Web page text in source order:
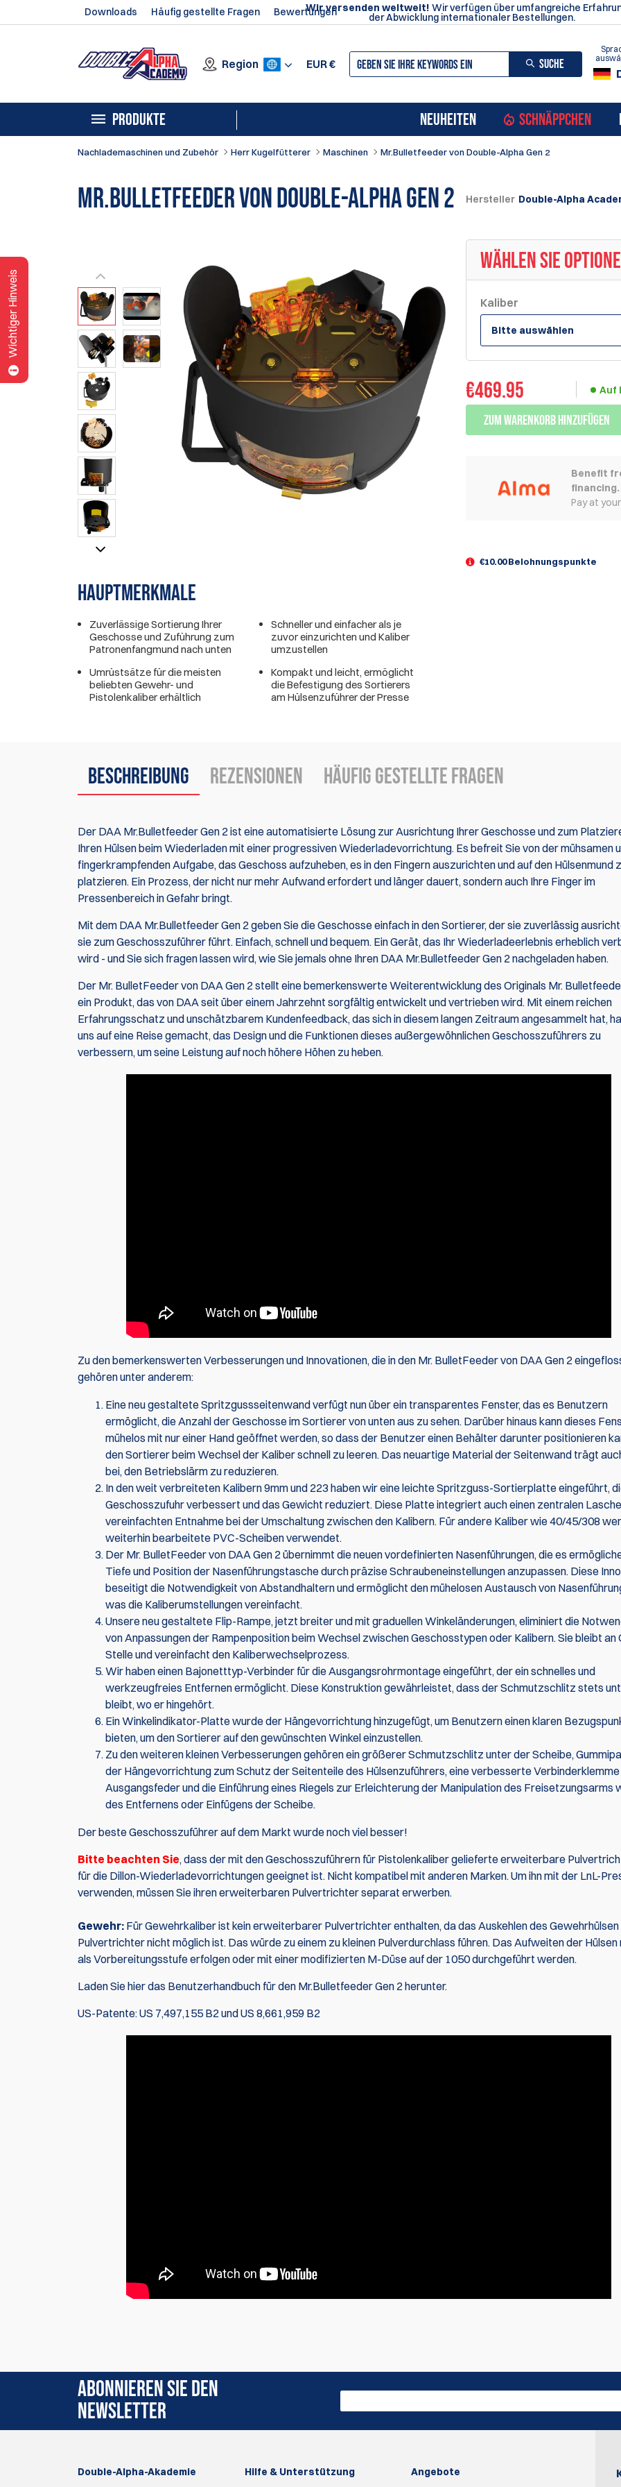
Downloads Häufig gestellte Fragen BewertungenWir versenden weltweit! Wir verfügen über umfangreiche
der Abwicklung internationaler Bestellungen.
Region EUR€ SUCHE
PRODUKTE NEUHEITEN SCHNÄPPCHEN
Nachlademaschinen und Zubehör Herr Kugelfütterer Maschinen Mr.Bulletfeeder von Double-Alpha Gen 2
Mr.Bulletfeeder von Double-Alpha Gen 2 Hersteller Double-Alpha
HAUPTMERKMALE
Zuverlässige Sortierung Ihrer
Geschosse und Zuführung zum
Patronenfangmund nach unten
Schneller und einfacher als je
zuvor einzurichten und Kaliber
umzustellen
Umrüstsätze für die meisten
beliebten Gewehr- und
Pistolenkaliber erhältlich
Kompakt und leicht, ermöglicht
die Befestigung des Sortierers
am Hülsenzuführer der Presse
WÄHLEN SIE
Kaliber
Bitte auswählen
€469.95 Auf
Zum Warenkorb hinzufügen
Benefit
financing.
Pay at
€10.00 Belohnungspunkte
Wichtiger Hinweis
Beschreibung Rezensionen Häufig gestellte Fragen
Der DAA Mr.Bulletfeeder Gen 2 ist eine automatisierte Lösung zur Ausrichtung Ihrer Geschosse und zum
Ihren Hülsen beim Wiederladen mit einer progressiven Wiederladevorrichtung. Es befreit Sie von der mühsamen
fingerkrampfenden Aufgabe, das Geschoss aufzuheben, es in den Fingern auszurichten und auf den Hülsenmund
platzieren. Ein Prozess, der nicht nur mehr Aufwand erfordert und länger dauert, sondern auch Ihre Finger im
Pressenbereich in Gefahr bringt.
Mit dem DAA Mr.Bulletfeeder Gen 2 geben Sie die Geschosse einfach in den Sortierer, der sie zuverlässig
sie zum Geschosszuführer führt. Einfach, schnell und bequem. Ein Gerät, das Ihr Wiederladeerlebnis erheblich
wird - und Sie sich fragen lassen wird, wie Sie jemals ohne Ihren DAA Mr.Bulletfeeder Gen 2 nachgeladen haben.
Der Mr. BulletFeeder von DAA Gen 2 stellt eine bemerkenswerte Weiterentwicklung des Originals Mr.
ein Produkt, das von DAA seit über einem Jahrzehnt sorgfältig entwickelt und vertrieben wird. Mit einem reichen
Erfahrungsschatz und unschätzbarem Kundenfeedback, das sich in diesem langen Zeitraum angesammelt hat,
uns auf eine Reise gemacht, das Design und die Funktionen dieses außergewöhnlichen Geschosszuführers zu
verbessern, um seine Leistung auf noch höhere Höhen zu heben.
Zu den bemerkenswerten Verbesserungen und Innovationen, die in den Mr. BulletFeeder von DAA Gen 2
gehören unter anderem:
Eine neu gestaltete Spritzgussseitenwand verfügt nun über ein transparentes Fenster, das es Benutzern
ermöglicht, die Anzahl der Geschosse im Sortierer von unten aus zu sehen. Darüber hinaus kann dieses
mühelos mit nur einer Hand geöffnet werden, so dass der Benutzer einen Behälter darunter positionieren
den Sortierer beim Wechsel der Kaliber schnell zu leeren. Das neuartige Material der Seitenwand trägt
bei, den Betriebslärm zu reduzieren.
In den weit verbreiteten Kalibern 9mm und 223 haben wir eine leichte Spritzguss-Sortierplatte eingeführt,
Geschosszufuhr verbessert und das Gewicht reduziert. Diese Platte integriert auch einen zentralen
vereinfachten Entnahme bei der Umschaltung zwischen den Kalibern. Für andere Kaliber wie 40/45/308
weiterhin bearbeitete PVC-Scheiben verwendet.
Der Mr. BulletFeeder von DAA Gen 2 übernimmt die neuen vordefinierten Nasenführungen, die es
Tiefe und Position der Nasenführungstasche durch präzise Schraubeneinstellungen anzupassen. Diese
beseitigt die Notwendigkeit von Abstandhaltern und ermöglicht den mühelosen Austausch von
was die Kaliberumstellungen vereinfacht.
Unsere neu gestaltete Flip-Rampe, jetzt breiter und mit graduellen Winkeländerungen, eliminiert die
von Anpassungen der Rampenposition beim Wechsel zwischen Geschosstypen oder Kalibern. Sie bleibt an
Stelle und vereinfacht den Kaliberwechselprozess.
Wir haben einen Bajonetttyp-Verbinder für die Ausgangsrohrmontage eingeführt, der ein schnelles und
werkzeugfreies Entfernen ermöglicht. Diese Konstruktion gewährleistet, dass der Schmutzschlitz stets
bleibt, wo er hingehört.
Ein Winkelindikator-Platte wurde der Hängevorrichtung hinzugefügt, um Benutzern einen klaren
bieten, um den Sortierer auf den gewünschten Winkel einzustellen.
Zu den weiteren kleinen Verbesserungen gehören ein größerer Schmutzschlitz unter der Scheibe,
der Hängevorrichtung zum Schutz der Seitenteile des Hülsenzuführers, eine verbesserte
Ausgangsfeder und die Einführung eines Riegels zur Erleichterung der Manipulation des Freisetzungsarms
des Entfernens oder Einfügens der Scheibe.
Der beste Geschosszuführer auf dem Markt wurde noch viel besser!
Bitte beachten Sie, dass der mit den Geschosszuführern für Pistolenkaliber gelieferte erweiterbare
für die Dillon-Wiederladevorrichtungen geeignet ist. Nicht kompatibel mit anderen Marken. Um ihn mit der LnL-
verwenden, müssen Sie ihren erweiterbaren Pulvertrichter separat erwerben.
Gewehr: Für Gewehrkaliber ist kein erweiterbarer Pulvertrichter enthalten, da das Auskehlen des Gewehrhülsen
Pulvertrichter nicht möglich ist. Das würde zu einem zu kleinen Pulverdurchlass führen. Das Aufweiten der Hülsen
als Vorbereitungsstufe erfolgen oder mit einer modifizierten M-Düse auf der 1050 durchgeführt werden.
Laden Sie hier das Benutzerhandbuch für den Mr.Bulletfeeder Gen 2 herunter.
US-Patente: US 7,497,155 B2 und US 8,661,959 B2
Kombi: Dillon
650 / 750 Pro
und
€5,292.75
ABONNIEREN SIE DEN
NEWSLETTER
Double-Alpha-Akademie Hilfe & Unterstützung Angebote